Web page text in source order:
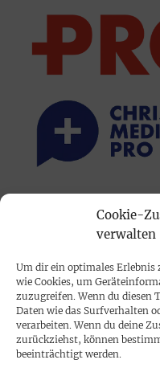
Cookie-
verwalten
Um dir ein optimales Erlebnis
wie Cookies, um
zuzugreifen. Wenn du diesen
Daten wie das Surfverhalten
verarbeiten. Wenn du deine
zurückziehst, können
beeinträchtigt werden.
PRINTAUSGABE
Mediadaten
PROKOMPAKT
Impressum
SPENDEN